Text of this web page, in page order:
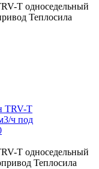
T односедельный
Теплосила
T односедельный
Теплосила